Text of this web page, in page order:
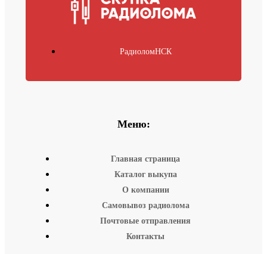
РадиоломНСК
Меню:
Главная страница
Каталог выкупа
О компании
Самовывоз радиолома
Почтовые отправления
Контакты